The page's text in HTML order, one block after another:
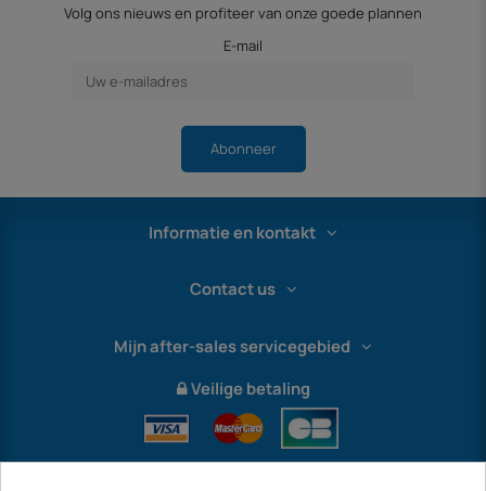
Volg ons nieuws en profiteer van onze goede plannen
E-mail
Abonneer
Informatie en kontakt
Contact us
Mijn after-sales servicegebied
Veilige betaling